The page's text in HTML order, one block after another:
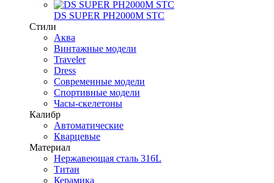
DS SUPER PH2000M STC
Стили
Аква
Винтажные модели
Traveler
Dress
Современные модели
Спортивные модели
Часы-скелетоны
Калибр
Автоматические
Кварцевые
Материал
Нержавеющая сталь 316L
Титан
Керамика